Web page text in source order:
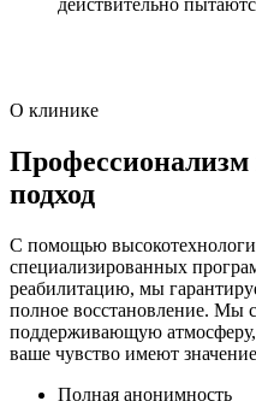
О клинике
подход
С помощью
специализированных
реабилитацию, мы
полное восстановление. Мы
поддерживающую
ваше чувство имеют
Полная анонимность